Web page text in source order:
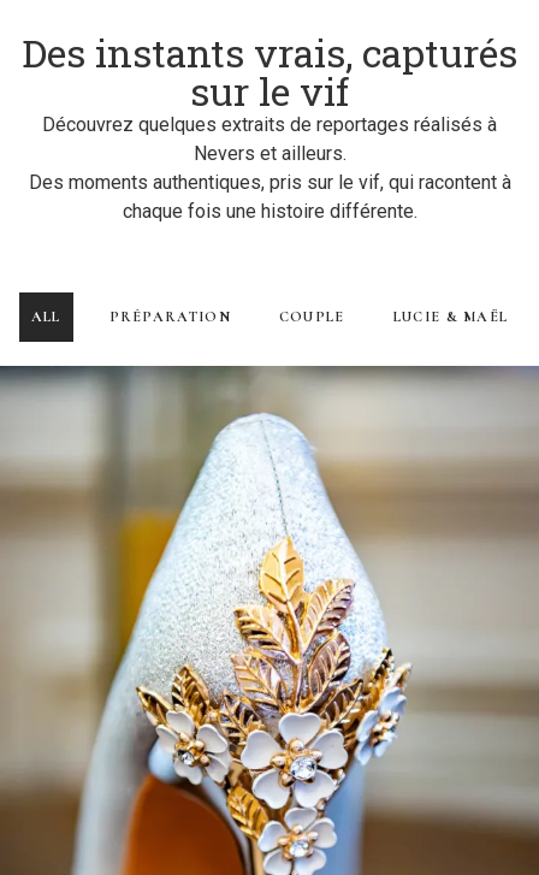
Des instants vrais, capturés
sur le vif
Découvrez quelques extraits de reportages réalisés à
Nevers et ailleurs.
Des moments authentiques, pris sur le vif, qui racontent à
chaque fois une histoire différente.
ALL PRÉPARATION COUPLE LUCIE & MAËL